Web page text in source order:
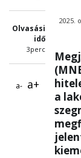
Olvasási
idő
3perc
a- a+
2025.
a